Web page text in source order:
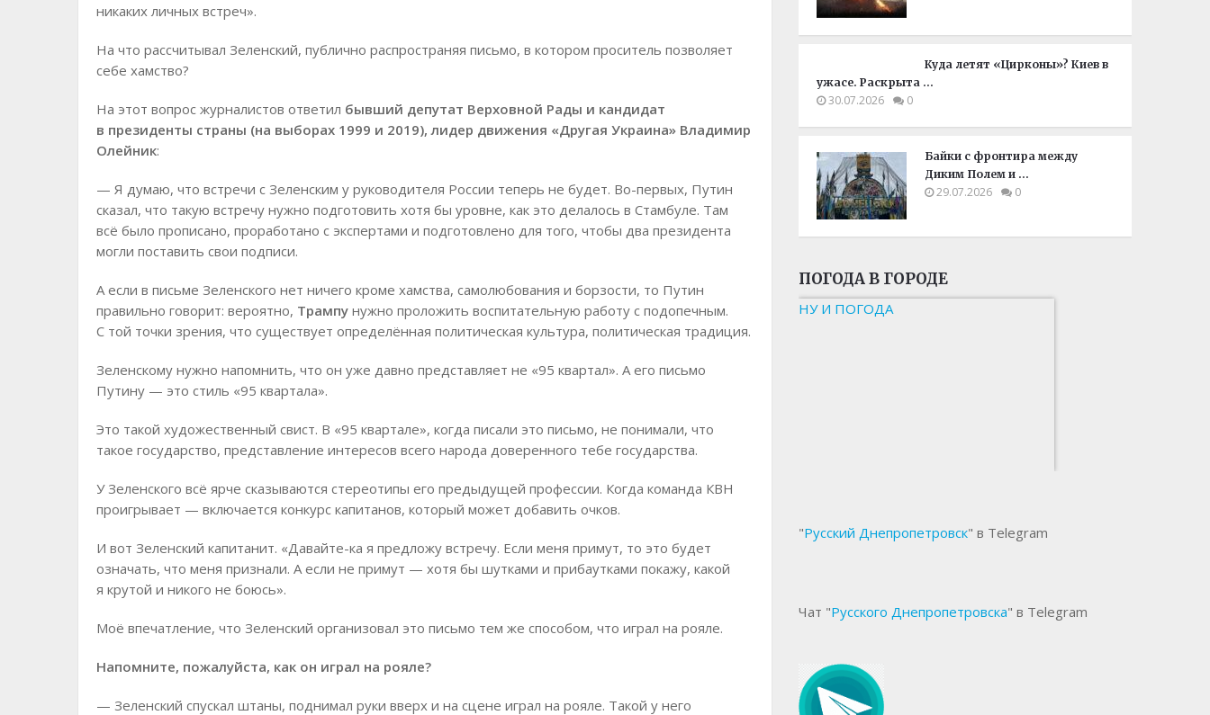
никаких личных встреч».
На что рассчитывал Зеленский, публично распространяя письмо, в котором проситель позволяет
себе хамство?
На этот вопрос журналистов ответил бывший депутат Верховной Рады и кандидат
в президенты страны (на выборах 1999 и 2019), лидер движения «Другая Украина» Владимир
Олейник:
— Я думаю, что встречи с Зеленским у руководителя России теперь не будет. Во-первых, Путин
сказал, что такую встречу нужно подготовить хотя бы уровне, как это делалось в Стамбуле. Там
всё было прописано, проработано с экспертами и подготовлено для того, чтобы два президента
могли поставить свои подписи.
А если в письме Зеленского нет ничего кроме хамства, самолюбования и борзости, то Путин
правильно говорит: вероятно, Трампу нужно проложить воспитательную работу с подопечным.
С той точки зрения, что существует определённая политическая культура, политическая традиция.
Зеленскому нужно напомнить, что он уже давно представляет не «95 квартал». А его письмо
Путину — это стиль «95 квартала».
Это такой художественный свист. В «95 квартале», когда писали это письмо, не понимали, что
такое государство, представление интересов всего народа доверенного тебе государства.
У Зеленского всё ярче сказываются стереотипы его предыдущей профессии. Когда команда КВН
проигрывает — включается конкурс капитанов, который может добавить очков.
И вот Зеленский капитанит. «Давайте-ка я предложу встречу. Если меня примут, то это будет
означать, что меня признали. А если не примут — хотя бы шутками и прибаутками покажу, какой
я крутой и никого не боюсь».
Моё впечатление, что Зеленский организовал это письмо тем же способом, что играл на рояле.
Напомните, пожалуйста, как он играл на рояле?
— Зеленский спускал штаны, поднимал руки вверх и на сцене играл на рояле. Такой у него
Куда летят «Цирконы»? Киев в
ужасе. Раскрыта …
30.07.2026 0
Байки с фронтира между
Диким Полем и …
29.07.2026 0
ПОГОДА В ГОРОДЕ
НУ И ПОГОДА
"Русский Днепропетровск" в Telegram
Чат "Русского Днепропетровска" в Telegram